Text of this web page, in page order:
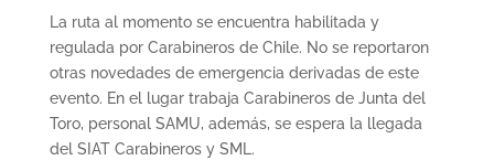
La ruta al momento se encuentra habilitada y
regulada por Carabineros de Chile. No se reportaron
otras novedades de emergencia derivadas de este
evento. En el lugar trabaja Carabineros de Junta del
Toro, personal SAMU, además, se espera la llegada
del SIAT Carabineros y SML.